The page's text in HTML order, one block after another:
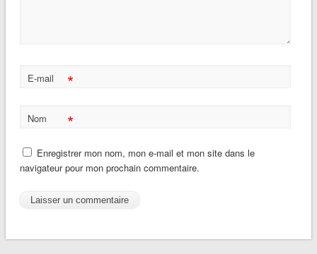
E-mail *
Nom *
Enregistrer mon nom, mon e-mail et mon site dans le
navigateur pour mon prochain commentaire.